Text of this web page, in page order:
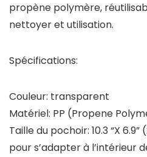
propène polymère,
nettoyer et utilisation.
Spécifications:
Couleur: transparent
Matériel: PP (Propene
Taille du pochoir: 10.3 “X
pour s’adapter à l’intérieur